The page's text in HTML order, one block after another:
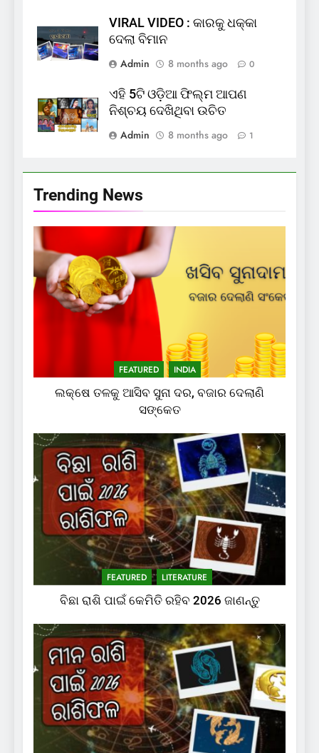
VIRAL VIDEO : କାରକୁ ଧକ୍କା
ଦେଲା ବିମାନ
Admin
8 months ago 0
ଏହି 5ଟି ଓଡ଼ିଆ ଫିଲ୍ମ ଆପଣ
ନିଶ୍ଚୟ ଦେଖିଥିବା ଉଚିତ
Admin
8 months ago 1
Trending News
FEATURED INDIA
ଲକ୍ଷେ ତଳକୁ ଆସିବ ସୁନା ଦର, ବଜାର ଦେଲାଣି
ସଙ୍କେତ
FEATURED LITERATURE
ବିଛା ରାଶି ପାଇଁ କେମିତି ରହିବ 2026 ଜାଣନ୍ତୁ